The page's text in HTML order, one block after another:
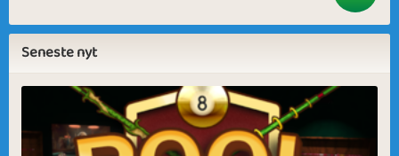
Seneste nyt